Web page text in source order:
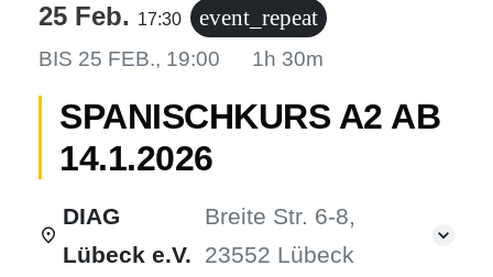
25 Feb. 17:30 event_repeat
BIS 25 FEB., 19:00 1h 30m
SPANISCHKURS A2 AB
14.1.2026
DIAG
Lübeck e.V.
Breite Str. 6-8,
23552 Lübeck